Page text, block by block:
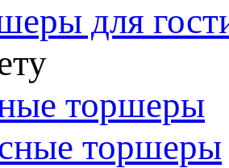
для
торшеры
торшеры